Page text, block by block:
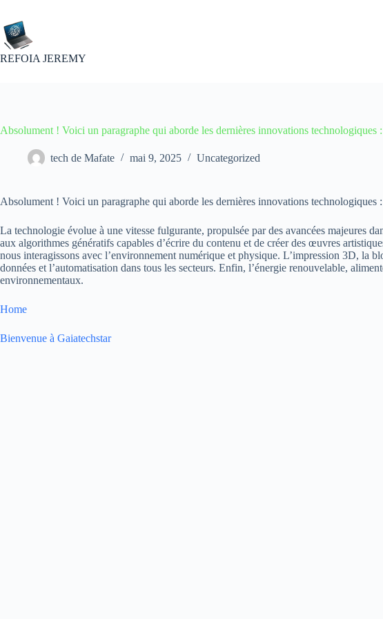
contenu
REFOIA JEREMY
Absolument ! Voici un paragraphe qui aborde les dernières innovations technologiques
tech de Mafate mai 9, 2025 Uncategorized
Absolument ! Voici un paragraphe qui aborde les dernières innovations technologiques :
La technologie évolue à une vitesse fulgurante, propulsée par des avancées majeures
aux algorithmes génératifs capables d’écrire du contenu et de créer des œuvres
nous interagissons avec l’environnement numérique et physique. L’impression 3D, la
données et l’automatisation dans tous les secteurs. Enfin, l’énergie renouvelable,
environnementaux.
Home
Bienvenue à Gaiatechstar